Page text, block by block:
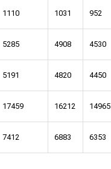
фасадов
1110 1031 952
5285 4908 4530
5191 4820 4450
17459 16212 14965
7412 6883 6353